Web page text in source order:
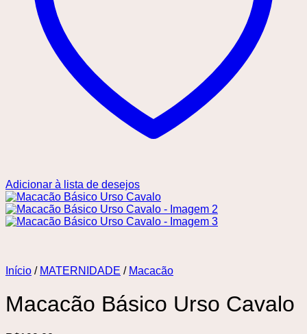
Adicionar à lista de desejos
Início / MATERNIDADE / Macacão
Macacão Básico Urso Cavalo